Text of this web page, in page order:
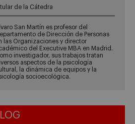
de la Cátedra
San Martín es profesor del
de Dirección de Personas
las Organizaciones y director
del Executive MBA en Madrid.
investigador, sus trabajos tratan
aspectos de la psicología
la dinámica de equipos y la
socioecológica.